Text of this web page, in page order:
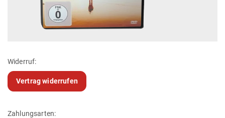
Widerruf:
Vertrag widerrufen
Zahlungsarten: